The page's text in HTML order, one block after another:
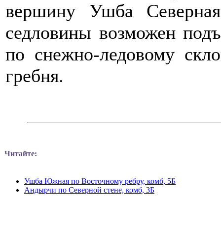
вершину Ушба
седловины возможен
по снежно-ледовому
гребня.
Читайте:
Ушба Южная по Восточному ребру, комб, 5Б
Андырчи по Северной стене, комб, 3Б